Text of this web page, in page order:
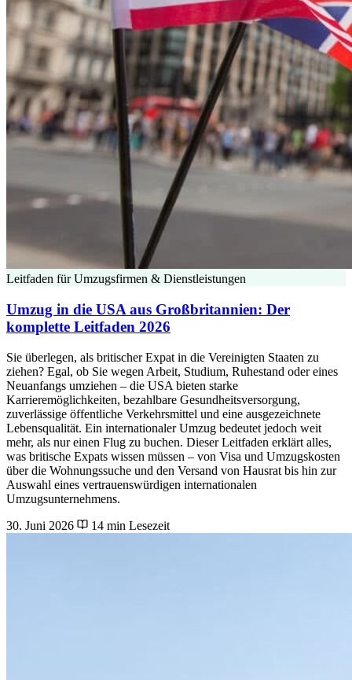
Leitfaden für Umzugsfirmen & Dienstleistungen
Umzug in die USA aus Großbritannien: Der
komplette Leitfaden 2026
Sie überlegen, als britischer Expat in die Vereinigten Staaten zu
ziehen? Egal, ob Sie wegen Arbeit, Studium, Ruhestand oder eines
Neuanfangs umziehen – die USA bieten starke
Karrieremöglichkeiten, bezahlbare Gesundheitsversorgung,
zuverlässige öffentliche Verkehrsmittel und eine ausgezeichnete
Lebensqualität. Ein internationaler Umzug bedeutet jedoch weit
mehr, als nur einen Flug zu buchen. Dieser Leitfaden erklärt alles,
was britische Expats wissen müssen – von Visa und Umzugskosten
über die Wohnungssuche und den Versand von Hausrat bis hin zur
Auswahl eines vertrauenswürdigen internationalen
Umzugsunternehmens.
30. Juni 2026
14 min Lesezeit